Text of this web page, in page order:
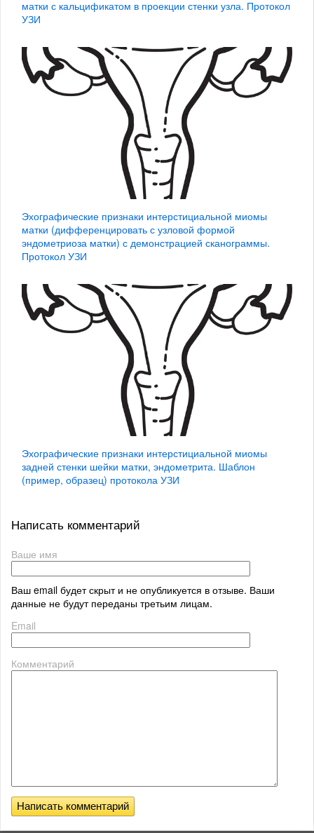
матки с кальцификатом в проекции стенки узла. Протокол
УЗИ
Эхографические признаки интерстициальной миомы
матки (дифференцировать с узловой формой
эндометриоза матки) с демонстрацией сканограммы.
Протокол УЗИ
Эхографические признаки интерстициальной миомы
задней стенки шейки матки, эндометрита. Шаблон
(пример, образец) протокола УЗИ
Написать комментарий
Ваше имя
Ваш email будет скрыт и не опубликуется в отзыве. Ваши
данные не будут переданы третьим лицам.
Email
Комментарий